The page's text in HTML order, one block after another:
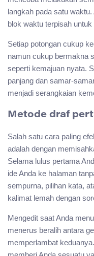
langkah pada satu
blok waktu terpisah untuk
Setiap potongan cukup
namun cukup bermakna
seperti kemajuan nyata.
panjang dan samar-
menjadi serangkaian
Metode draf
Salah satu cara paling
adalah dengan
Selama lulus pertama
ide Anda ke halaman
sempurna, pilihan kata,
kalimat lemah dengan
Mengedit saat Anda
menerus beralih antara
memperlambat